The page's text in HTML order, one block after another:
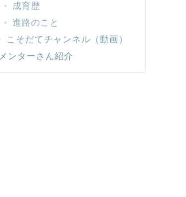
成育歴
進路のこと
こそだてチャンネル（動画）
メンターさん紹介